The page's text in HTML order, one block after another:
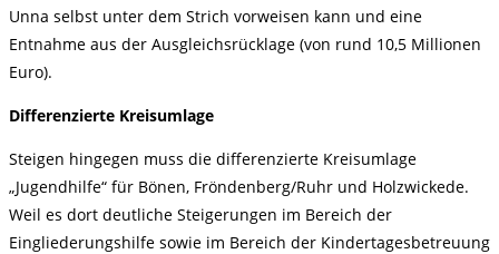
Unna selbst unter dem Strich vorweisen kann und eine
Entnahme aus der Ausgleichsrücklage (von rund 10,5 Millionen
Euro).
Differenzierte Kreisumlage
Steigen hingegen muss die differenzierte Kreisumlage
„Jugendhilfe“ für Bönen, Fröndenberg/Ruhr und Holzwickede.
Weil es dort deutliche Steigerungen im Bereich der
Eingliederungshilfe sowie im Bereich der Kindertagesbetreuung